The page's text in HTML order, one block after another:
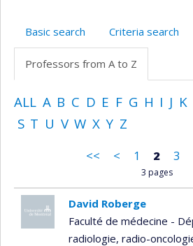
Basic search Criteria search
Professors from A to Z
ALL A B C D E F G H I J K
S T U V W X Y Z
<< < 1 2 3
3 pages
David Roberge
Faculté de médecine -
radiologie, radio-